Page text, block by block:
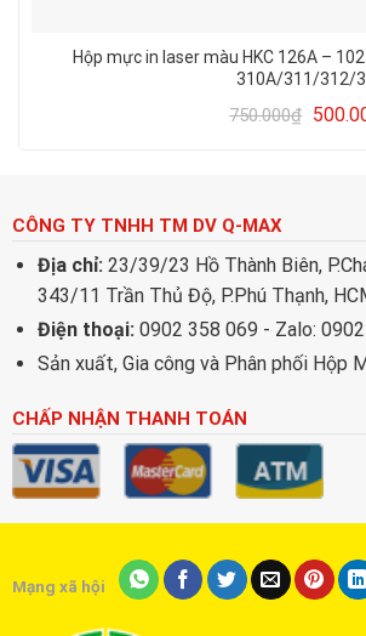
Hộp mực in laser màu HKC 126A –
310A/311/312/
750.000₫
CÔNG TY TNHH TM DV Q-MAX
Địa chỉ: 23/39/23 Hồ Thành Biên,
343/11 Trần Thủ Độ, P.Phú Thạnh,
Điện thoại: 0902 358 069 - Zalo:
Sản xuất, Gia công và Phân phối Hộp
CHẤP NHẬN THANH TOÁN
Mạng xã hội